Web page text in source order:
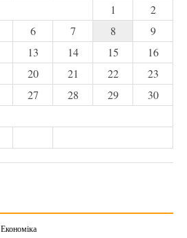
1
2
6 7 8
9
13 14 15
16
20 21 22
23
27 28 29
30
Економіка